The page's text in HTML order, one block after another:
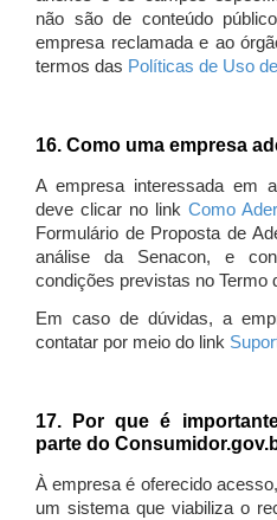
não são de conteúdo
empresa reclamada e ao
termos das Políticas de Uso
16. Como uma empresa
A empresa interessada em
deve clicar no link Como
Formulário de Proposta de
análise da Senacon, e
condições previstas no Termo
Em caso de dúvidas, a
contatar por meio do link
17. Por que é
parte do
À empresa é oferecido
um sistema que viabiliza o